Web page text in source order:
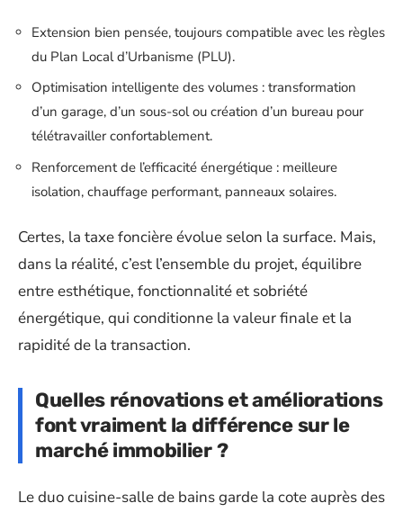
Extension bien pensée, toujours compatible avec les règles
du Plan Local d’Urbanisme (PLU).
Optimisation intelligente des volumes : transformation
d’un garage, d’un sous-sol ou création d’un bureau pour
télétravailler confortablement.
Renforcement de l’efficacité énergétique : meilleure
isolation, chauffage performant, panneaux solaires.
Certes, la taxe foncière évolue selon la surface. Mais,
dans la réalité, c’est l’ensemble du projet, équilibre
entre esthétique, fonctionnalité et sobriété
énergétique, qui conditionne la valeur finale et la
rapidité de la transaction.
Quelles rénovations et améliorations
font vraiment la différence sur le
marché immobilier ?
Le duo cuisine-salle de bains garde la cote auprès des